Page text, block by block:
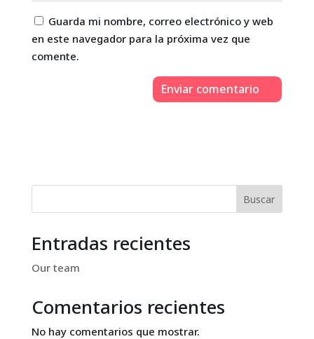
Guarda mi nombre, correo electrónico y web
en este navegador para la próxima vez que
comente.
Buscar
Entradas recientes
Our team
Comentarios recientes
No hay comentarios que mostrar.